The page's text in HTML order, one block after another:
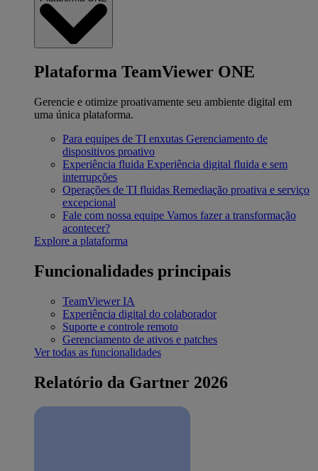
Plataforma TeamViewer ONE
Gerencie e otimize proativamente seu ambiente digital em
uma única plataforma.
Para equipes de TI enxutas Gerenciamento de
dispositivos proativo
Experiência fluida Experiência digital fluida e sem
interrupções
Operações de TI fluidas Remediação proativa e serviço
excepcional
Fale com nossa equipe Vamos fazer a transformação
acontecer?
Explore a plataforma
Funcionalidades principais
TeamViewer IA
Experiência digital do colaborador
Suporte e controle remoto
Gerenciamento de ativos e patches
Ver todas as funcionalidades
Relatório da Gartner 2026